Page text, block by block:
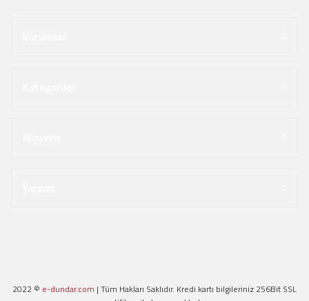
2022 © e-dundar.com | Tüm Hakları Saklıdır. Kredi kartı bilgileriniz 256Bit SSL